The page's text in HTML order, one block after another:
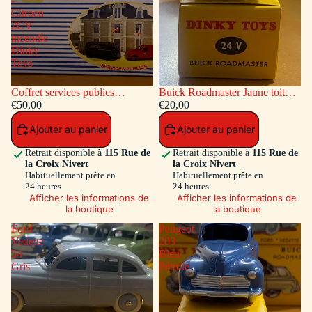
Citroen
2CV
incendie
Dinky
Toys
Coffret services publics
voitures: Peugeot Fourgon
Postal - Citroen 2CV incendie
Dinky Toys
€50,00
Ajouter au panier
Retrait disponible à 115 Rue de
la Croix Nivert
Habituellement prête en
24 heures
Afficher les informations de
la boutique
Buick Roadmaster Jaune toit
Vert
€20,00
Ajouter au panier
Retrait disponible à 115 Rue de
la Croix Nivert
Habituellement prête en
24 heures
Afficher les informations de
la boutique
Ford
Vedette
54
Gris
Peugeot
203
Bleu
Pétrole